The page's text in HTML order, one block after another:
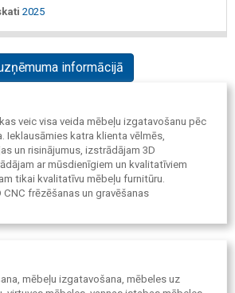
2025
informācijā
veic visa veida mēbeļu izgatavošanu pēc
Ieklausāmies katra klienta vēlmēs,
un risinājumus, izstrādājam 3D
ar mūsdienīgiem un kvalitatīviem
tikai kvalitatīvu mēbeļu furnitūru.
CNC frēzēšanas un gravēšanas
mēbeļu izgatavošana, mēbeles uz